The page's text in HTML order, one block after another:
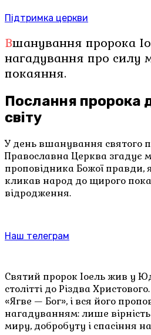
Підтримка церкви
Вшанування пророка Іоеля —
нагадування про силу
покаяння.
Послання пророка
світу
У день вшанування святого
Православна Церква згадує
проповідника Божої правди,
кликав народ до щирого
відродження.
Наш телеграм
Святий пророк Іоель жив у
столітті до Різдва
«Ягве — Бог», і вся його
нагадуванням: лише
миру, добробуту і спасіння